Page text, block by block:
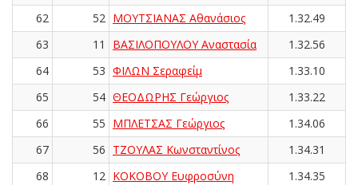
62
52 ΜΟΥΤΣΙΑΝΑΣ Αθανάσιος
1.32.49
63
11 ΒΑΣΙΛΟΠΟΥΛΟΥ Αναστασία
1.32.56
64
53 ΦΙΛΩΝ Σεραφείμ
1.33.10
65
54 ΘΕΟΔΩΡΗΣ Γεώργιος
1.33.22
66
55 ΜΠΛΕΤΣΑΣ Γεώργιος
1.34.06
67
56 ΤΖΟΥΛΑΣ Κωνσταντίνος
1.34.31
68
12 ΚΟΚΟΒΟΥ Ευφροσύνη
1.34.35